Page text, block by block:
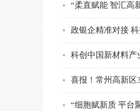
“柔直赋能 智汇高
政银企精准对接
科创中国新材料产
喜报！常州高新区
“细胞赋新质 平台